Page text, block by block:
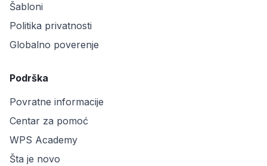
Šabloni
Politika privatnosti
Globalno poverenje
Podrška
Povratne informacije
Centar za pomoć
WPS Academy
Šta je novo